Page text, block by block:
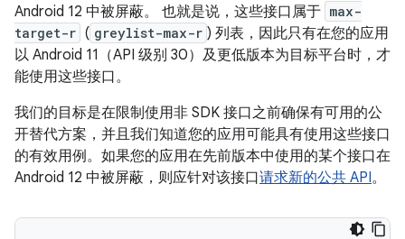
Android 12 中被屏蔽。 也就是说，这些接口属于 max-
target-r ( greylist-max-r ) 列表，因此只有在您的应用
以 Android 11（API 级别 30）及更低版本为目标平台时，才
能使用这些接口。
我们的目标是在限制使用非 SDK 接口之前确保有可用的公
开替代方案，并且我们知道您的应用可能具有使用这些接口
的有效用例。如果您的应用在先前版本中使用的某个接口在
Android 12 中被屏蔽，则应针对该接口请求新的公共 API。